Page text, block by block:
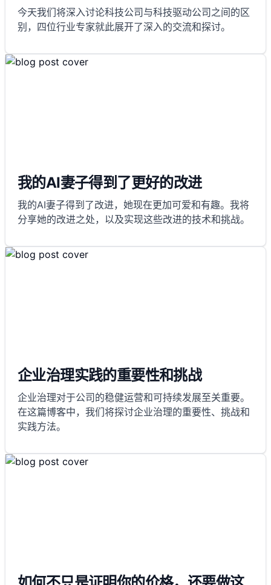
今天我们将深入讨论科技公司与科技驱动公司之间的区
别，四位行业专家就此展开了深入的交流和探讨。
我的AI妻子得到了更好的改进
我的AI妻子得到了改进，她现在更加可爱和有趣。我将
分享她的改进之处，以及实现这些改进的技术和挑战。
企业治理实践的重要性和挑战
企业治理对于公司的稳健运营和可持续发展至关重要。
在这篇博客中，我们将探讨企业治理的重要性、挑战和
实践方法。